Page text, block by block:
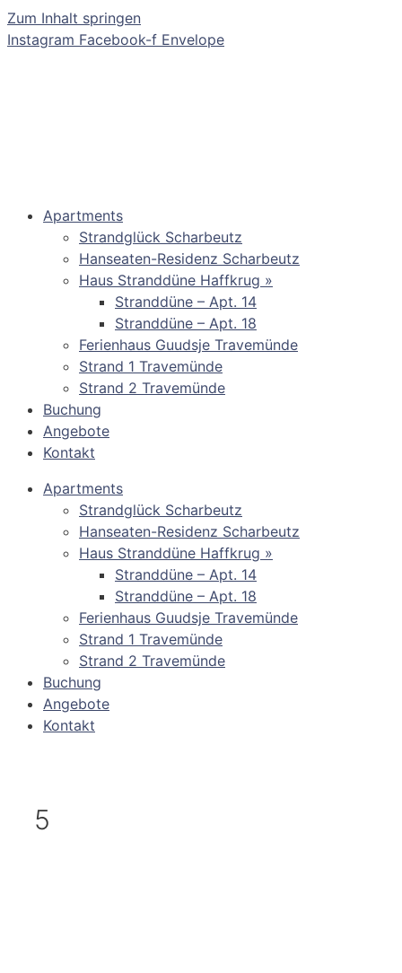
Zum Inhalt springen
Instagram Facebook-f Envelope
Apartments
Strandglück Scharbeutz
Hanseaten-Residenz Scharbeutz
Haus Stranddüne Haffkrug »
Stranddüne – Apt. 14
Stranddüne – Apt. 18
Ferienhaus Guudsje Travemünde
Strand 1 Travemünde
Strand 2 Travemünde
Buchung
Angebote
Kontakt
Apartments
Strandglück Scharbeutz
Hanseaten-Residenz Scharbeutz
Haus Stranddüne Haffkrug »
Stranddüne – Apt. 14
Stranddüne – Apt. 18
Ferienhaus Guudsje Travemünde
Strand 1 Travemünde
Strand 2 Travemünde
Buchung
Angebote
Kontakt
5